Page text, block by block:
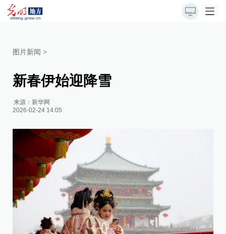
图片新闻 >
新春伊始迎降雪
来源： 新华网
2026-02-24 14:05